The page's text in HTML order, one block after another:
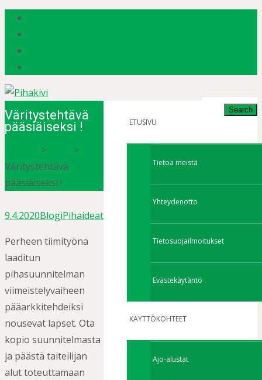
ETUSIVU
Tietoa meistä
Yhteydenotto
Tietosuojailmoitukset
Evästekäytäntö
KÄYTTÖKOHTEET
Ajo-alustat
Search
Väritystehtävä
pääsiäiseksi !
>
>
Väritystehtävä
pääsiäiseksi !
9.4.2020BlogiPihaideat
Perheen tiimityönä
laaditun
pihasuunnitelman
viimeistelyvaiheen
pääarkkitehdeiksi
nousevat lapset. Ota
kopio suunnitelmasta
ja päästä taiteilijan
alut toteuttamaan